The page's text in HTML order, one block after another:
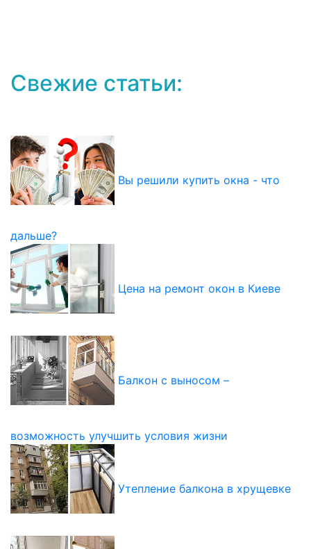
Свежие статьи:
Вы решили купить окна - что
дальше?
Цена на ремонт окон в Киеве
Балкон с выносом –
возможность улучшить условия жизни
Утепление балкона в хрущевке